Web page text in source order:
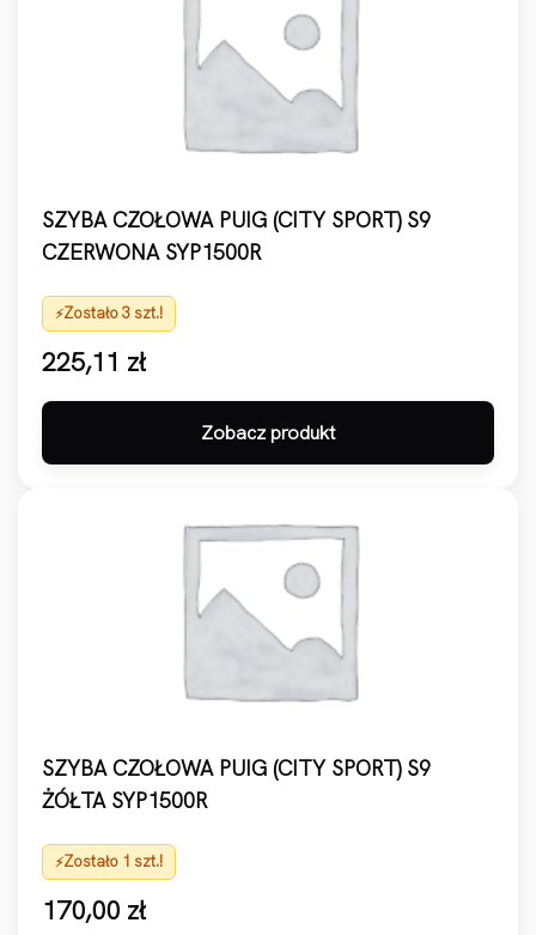
SZYBA CZOŁOWA PUIG (CITY SPORT) S9
CZERWONA SYP1500R
Zostało 3 szt.!
225,11 zł
Zobacz produkt
SZYBA CZOŁOWA PUIG (CITY SPORT) S9
ŻÓŁTA SYP1500R
Zostało 1 szt.!
170,00 zł